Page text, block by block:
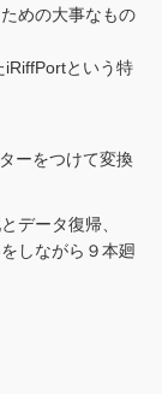
めの大事なもの
という特
ーをつけて変換
データ復帰、
しながら９本廻